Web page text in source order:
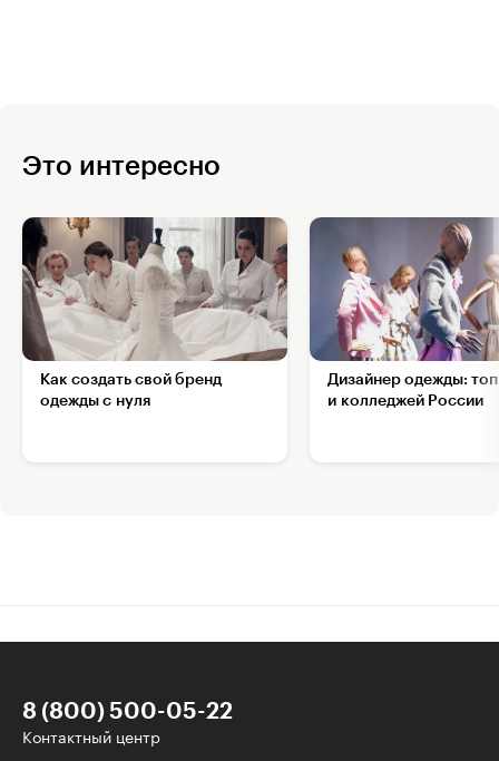
Это интересно
Как создать свой бренд
одежды с нуля
Дизайнер одежды:
и колледжей России
8 (800) 500-05-22
Контактный центр